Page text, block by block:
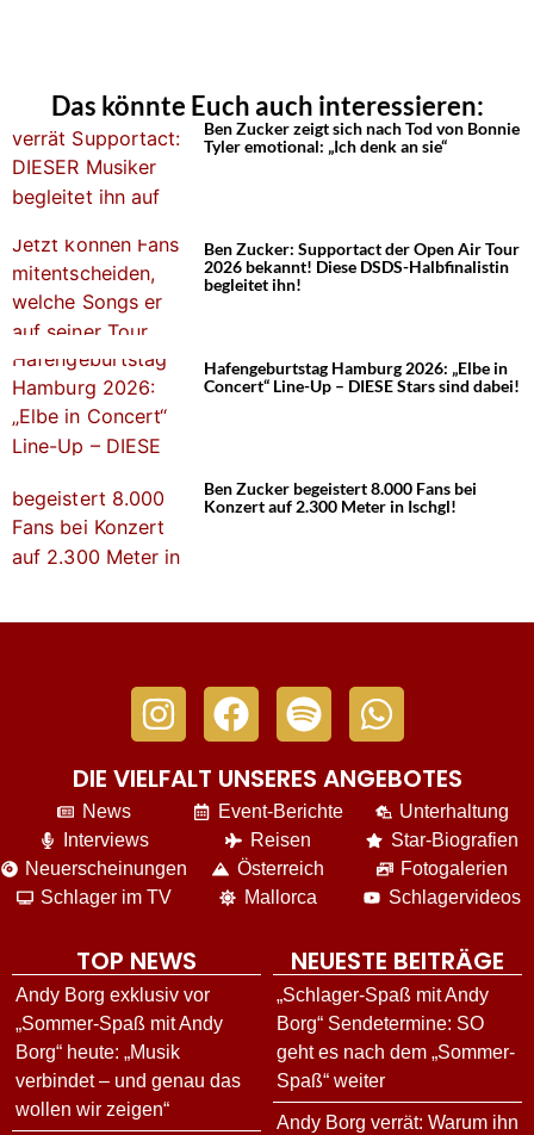
Das könnte Euch auch interessieren:
Ben Zucker zeigt sich nach Tod von Bonnie
Tyler emotional: „Ich denk an sie“
Ben Zucker: Supportact der Open Air Tour
2026 bekannt! Diese DSDS-Halbfinalistin
begleitet ihn!
Hafengeburtstag Hamburg 2026: „Elbe in
Concert“ Line-Up – DIESE Stars sind dabei!
Ben Zucker begeistert 8.000 Fans bei
Konzert auf 2.300 Meter in Ischgl!
DIE VIELFALT UNSERES ANGEBOTES
News
Interviews
Neuerscheinungen
Schlager im TV
Event-Berichte
Reisen
Österreich
Mallorca
Unterhaltung
Star-Biografien
Fotogalerien
Schlagervideos
TOP NEWS
Andy Borg exklusiv vor
„Sommer-Spaß mit Andy
Borg“ heute: „Musik
verbindet – und genau das
wollen wir zeigen“
NEUESTE BEITRÄGE
„Schlager-Spaß mit Andy
Borg“ Sendetermine: SO
geht es nach dem „Sommer-
Spaß“ weiter
Andy Borg verrät: Warum ihn